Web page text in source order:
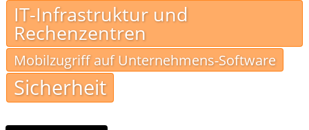
IT-Infrastruktur und
Rechenzentren
Mobilzugriff auf Unternehmens-Software
Sicherheit